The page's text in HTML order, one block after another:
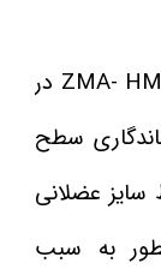
آمینو فول 2000 ادوای به علت داشتن ZMA- HMB در
سطح
عضلانی
به سبب